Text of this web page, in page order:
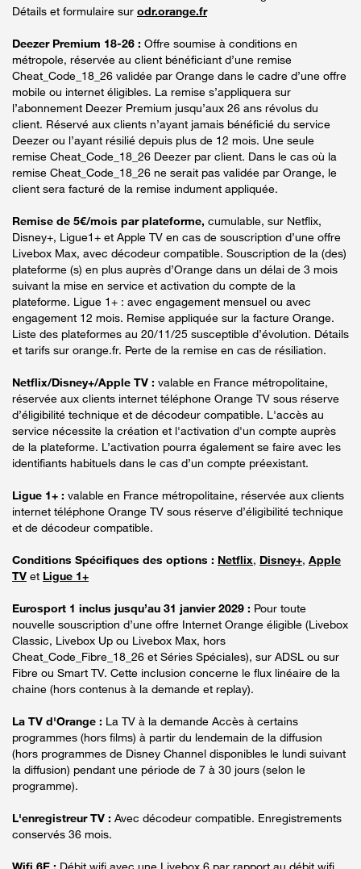
Détails et formulaire sur odr.orange.fr
Deezer Premium 18-26 : Offre soumise à conditions en
métropole, réservée au client bénéficiant d’une remise
Cheat_Code_18_26 validée par Orange dans le cadre d’une offre
mobile ou internet éligibles. La remise s’appliquera sur
l’abonnement Deezer Premium jusqu’aux 26 ans révolus du
client. Réservé aux clients n’ayant jamais bénéficié du service
Deezer ou l’ayant résilié depuis plus de 12 mois. Une seule
remise Cheat_Code_18_26 Deezer par client. Dans le cas où la
remise Cheat_Code_18_26 ne serait pas validée par Orange, le
client sera facturé de la remise indument appliquée.
Remise de 5€/mois par plateforme, cumulable, sur Netflix,
Disney+, Ligue1+ et Apple TV en cas de souscription d’une offre
Livebox Max, avec décodeur compatible. Souscription de la (des)
plateforme (s) en plus auprès d’Orange dans un délai de 3 mois
suivant la mise en service et activation du compte de la
plateforme. Ligue 1+ : avec engagement mensuel ou avec
engagement 12 mois. Remise appliquée sur la facture Orange.
Liste des plateformes au 20/11/25 susceptible d’évolution. Détails
et tarifs sur orange.fr. Perte de la remise en cas de résiliation.
Netflix/Disney+/Apple TV : valable en France métropolitaine,
réservée aux clients internet téléphone Orange TV sous réserve
d’éligibilité technique et de décodeur compatible. L'accès au
service nécessite la création et l'activation d'un compte auprès
de la plateforme. L’activation pourra également se faire avec les
identifiants habituels dans le cas d’un compte préexistant.
Ligue 1+ : valable en France métropolitaine, réservée aux clients
internet téléphone Orange TV sous réserve d’éligibilité technique
et de décodeur compatible.
Conditions Spécifiques des options : Netflix, Disney+, Apple
TV et Ligue 1+
Eurosport 1 inclus jusqu’au 31 janvier 2029 : Pour toute
nouvelle souscription d’une offre Internet Orange éligible (Livebox
Classic, Livebox Up ou Livebox Max, hors
Cheat_Code_Fibre_18_26 et Séries Spéciales), sur ADSL ou sur
Fibre ou Smart TV. Cette inclusion concerne le flux linéaire de la
chaine (hors contenus à la demande et replay).
La TV d'Orange : La TV à la demande Accès à certains
programmes (hors films) à partir du lendemain de la diffusion
(hors programmes de Disney Channel disponibles le lundi suivant
la diffusion) pendant une période de 7 à 30 jours (selon le
programme).
L'enregistreur TV : Avec décodeur compatible. Enregistrements
conservés 36 mois.
Wifi 6E : Débit wifi avec une Livebox 6 par rapport au débit wifi